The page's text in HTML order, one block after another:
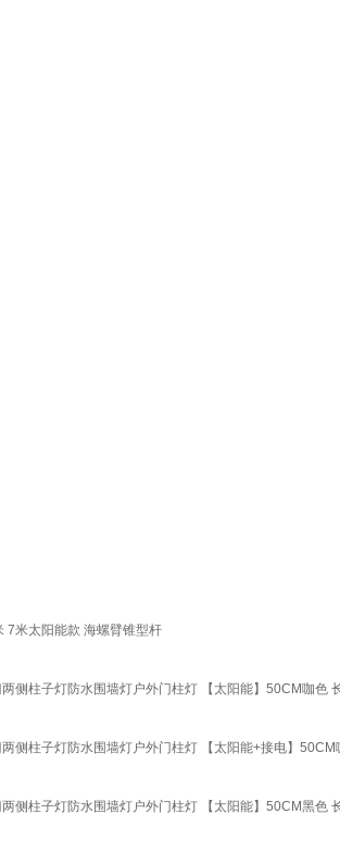
7米太阳能款 海螺臂锥型杆
侧柱子灯防水围墙灯户外门柱灯 【太阳能】50CM咖色
侧柱子灯防水围墙灯户外门柱灯 【太阳能+接电】
侧柱子灯防水围墙灯户外门柱灯 【太阳能】50CM黑色